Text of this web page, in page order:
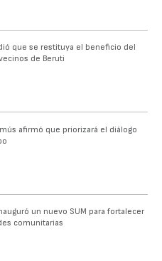
que se restituya el beneficio del
de Beruti
afirmó que priorizará el diálogo
un nuevo SUM para fortalecer
comunitarias